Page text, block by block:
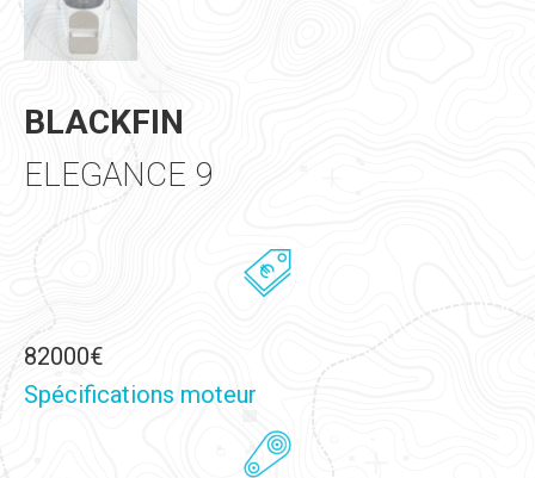
BLACKFIN
ELEGANCE 9
82000€
Spécifications moteur